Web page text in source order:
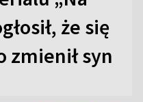
że się
zmienił syn